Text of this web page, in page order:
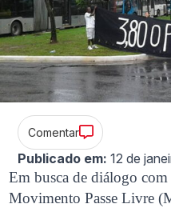
Comentar
Publicado em: 12 de
Em busca de diálogo com
Movimento Passe Livre